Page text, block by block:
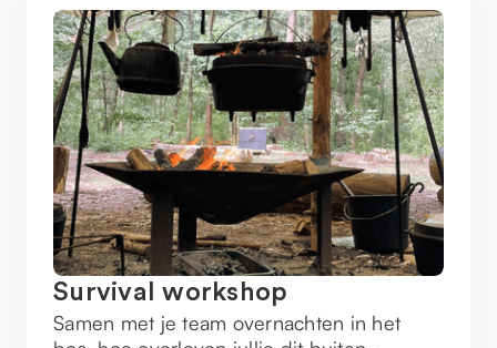
Survival workshop
Samen met je team overnachten in het